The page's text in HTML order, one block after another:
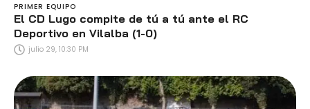
PRIMER EQUIPO
El CD Lugo compite de tú a tú ante el RC
Deportivo en Vilalba (1-0)
julio 29, 10:30 PM